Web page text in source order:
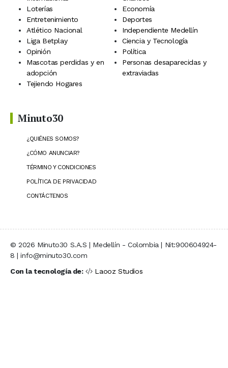
Loterías
Economía
Entretenimiento
Deportes
Atlético Nacional
Independiente Medellín
Liga Betplay
Ciencia y Tecnología
Opinión
Política
Mascotas perdidas y en
adopción
Personas desaparecidas y
extraviadas
Tejiendo Hogares
Minuto30
¿QUIÉNES SOMOS?
¿CÓMO ANUNCIAR?
TÉRMINO Y CONDICIONES
POLÍTICA DE PRIVACIDAD
CONTÁCTENOS
© 2026 Minuto30 S.A.S | Medellín - Colombia | Nit:900604924-
8 | info@minuto30.com
Con la tecnología de:
Laooz Studios